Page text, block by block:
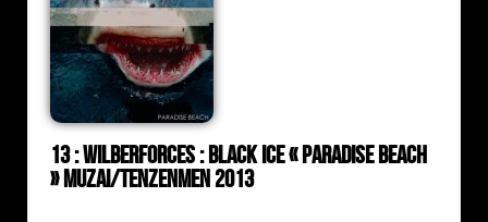
13 : Wilberforces : black ice « Paradise Beach
» Muzai/Tenzenmen 2013